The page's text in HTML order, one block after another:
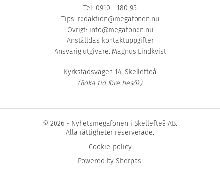
Tel: 0910 - 180 95
Tips: redaktion@megafonen.nu
Övrigt: info@megafonen.nu
Anställdas kontaktuppgifter
Ansvarig utgivare: Magnus Lindkvist
Kyrkstadsvägen 14, Skellefteå
(Boka tid före besök)
© 2026 - Nyhetsmegafonen i Skellefteå AB.
Alla rättigheter reserverade.
Cookie-policy
Powered by Sherpas.